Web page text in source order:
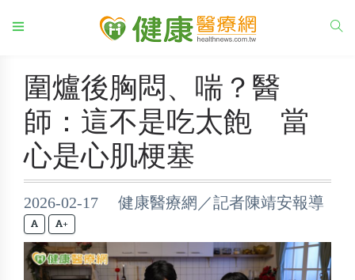
圍爐後胸悶、喘？醫
師：這不是吃太飽 當
心是心肌梗塞
2026-02-17 健康醫療網／記者陳靖安報導
+